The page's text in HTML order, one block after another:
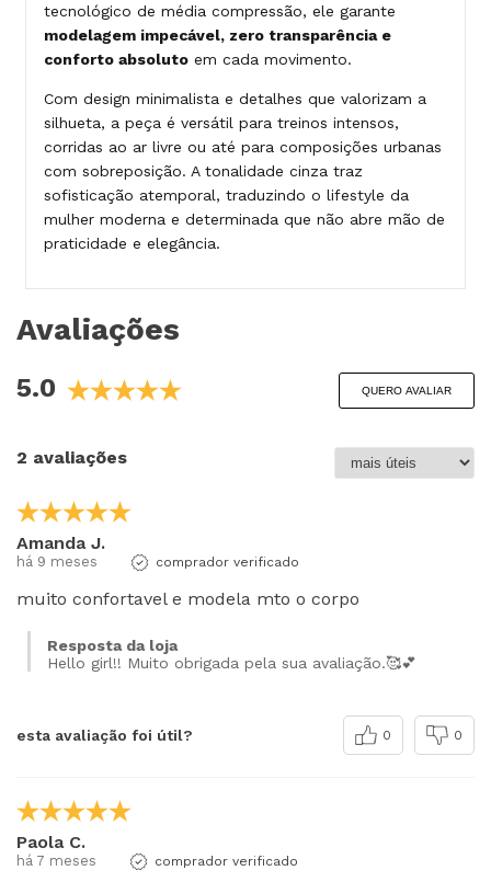
tecnológico de média compressão, ele garante
modelagem impecável, zero transparência e
conforto absoluto em cada movimento.
Com design minimalista e detalhes que valorizam a
silhueta, a peça é versátil para treinos intensos,
corridas ao ar livre ou até para composições urbanas
com sobreposição. A tonalidade cinza traz
sofisticação atemporal, traduzindo o lifestyle da
mulher moderna e determinada que não abre mão de
praticidade e elegância.
Avaliações
5.0 QUERO AVALIAR
2 avaliações
Amanda J.
há 9 meses comprador verificado
muito confortavel e modela mto o corpo
Resposta da loja
Hello girl!! Muito obrigada pela sua avaliação.🥰💕
esta avaliação foi útil? 0 0
Paola C.
há 7 meses comprador verificado